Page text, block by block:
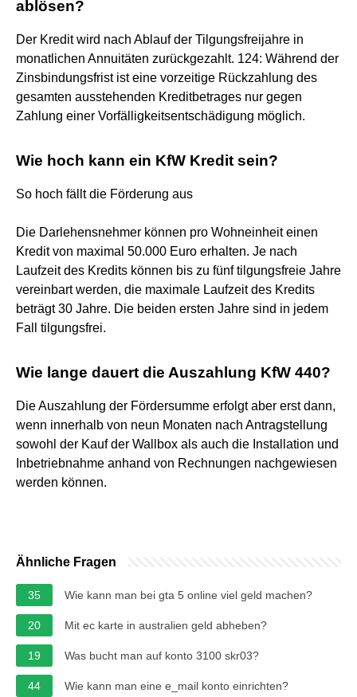
ablösen?
Der Kredit wird nach Ablauf der Tilgungsfreijahre in
monatlichen Annuitäten zurückgezahlt. 124: Während der
Zinsbindungsfrist ist eine vorzeitige Rückzahlung des
gesamten ausstehenden Kreditbetrages nur gegen
Zahlung einer Vorfälligkeitsentschädigung möglich.
Wie hoch kann ein KfW Kredit sein?
So hoch fällt die Förderung aus
Die Darlehensnehmer können pro Wohneinheit einen
Kredit von maximal 50.000 Euro erhalten. Je nach
Laufzeit des Kredits können bis zu fünf tilgungsfreie Jahre
vereinbart werden, die maximale Laufzeit des Kredits
beträgt 30 Jahre. Die beiden ersten Jahre sind in jedem
Fall tilgungsfrei.
Wie lange dauert die Auszahlung KfW 440?
Die Auszahlung der Fördersumme erfolgt aber erst dann,
wenn innerhalb von neun Monaten nach Antragstellung
sowohl der Kauf der Wallbox als auch die Installation und
Inbetriebnahme anhand von Rechnungen nachgewiesen
werden können.
Ähnliche Fragen
35 Wie kann man bei gta 5 online viel geld machen?
20 Mit ec karte in australien geld abheben?
19 Was bucht man auf konto 3100 skr03?
44 Wie kann man eine e_mail konto einrichten?